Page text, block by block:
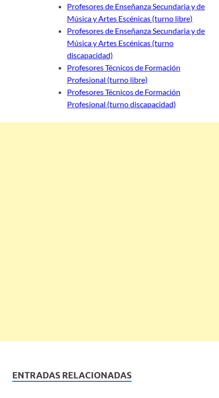
Profesores de Enseñanza Secundaria y de
Música y Artes Escénicas (turno libre)
Profesores de Enseñanza Secundaria y de
Música y Artes Escénicas (turno
discapacidad)
Profesores Técnicos de Formación
Profesional (turno libre)
Profesores Técnicos de Formación
Profesional (turno discapacidad)
ENTRADAS RELACIONADAS